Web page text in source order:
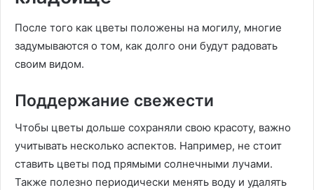
После того как цветы положены на могилу, многие
задумываются о том, как долго они будут радовать
своим видом.
Поддержание свежести
Чтобы цветы дольше сохраняли свою красоту, важно
учитывать несколько аспектов. Например, не стоит
ставить цветы под прямыми солнечными лучами.
Также полезно периодически менять воду и удалять